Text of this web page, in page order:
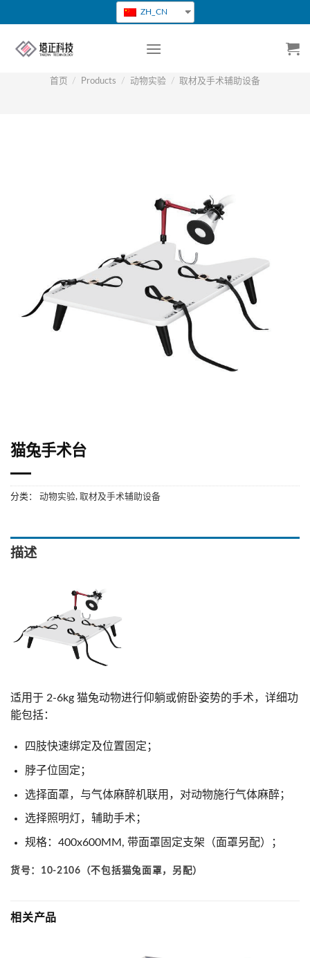
转
ZH_CN
首页 / Products / 动物实验 / 取材及手术辅助设备
猫兔手术台
分类： 动物实验, 取材及手术辅助设备
描述
适用于 2-6kg 猫兔动物进行仰躺或俯卧姿势的手术，详细功
能包括：
四肢快速绑定及位置固定；
脖子位固定；
选择面罩，与气体麻醉机联用，对动物施行气体麻醉；
选择照明灯，辅助手术；
规格：400x600MM, 带面罩固定支架（面罩另配）；
货号：10-2106（不包括猫兔面罩，另配）
相关产品